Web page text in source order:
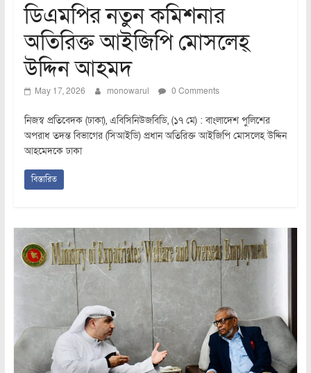
ডিএমপির নতুন কমিশনার
অতিরিক্ত আইজিপি মোসলেহ্
উদ্দিন আহমদ
May 17, 2026 monowarul 0 Comments
নিজস্ব প্রতিবেদক (ঢাকা), এবিসিনিউজবিডি, (১৭ মে) : বাংলাদেশ পুলিশের
অপরাধ তদন্ত বিভাগের (সিআইডি) প্রধান অতিরিক্ত আইজিপি মোসলেহ উদ্দিন
আহমেদকে ঢাকা
বিস্তারিত